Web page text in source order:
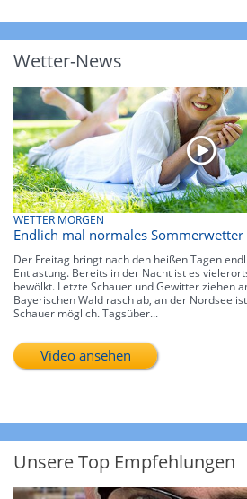
Wetter-News
WETTER MORGEN
Endlich mal normales Sommerwetter
Der Freitag bringt nach den heißen Tagen
Entlastung. Bereits in der Nacht ist es
bewölkt. Letzte Schauer und Gewitter ziehen
Bayerischen Wald rasch ab, an der Nordsee
Schauer möglich. Tagsüber...
Video ansehen
Unsere Top Empfehlungen